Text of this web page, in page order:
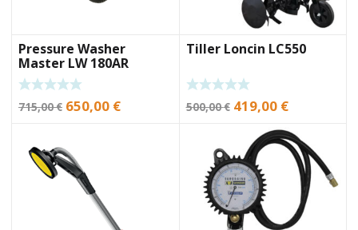
Pressure Washer
Master LW 180AR
715,00€ Original
715,00 €.
650,00 €Current
Tiller Loncin LC550
500,00€ Original
was:
500,00 €.
419,00 €Current
is:
419,00 €.